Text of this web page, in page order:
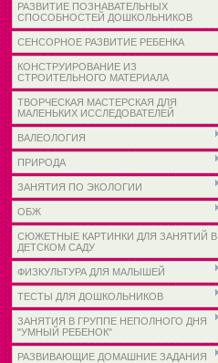
РАЗВИТИЕ ПОЗНАВАТЕЛЬНЫХ
СПОСОБНОСТЕЙ ДОШКОЛЬНИКОВ
СЕНСОРНОЕ РАЗВИТИЕ РЕБЕНКА
КОНСТРУИРОВАНИЕ ИЗ
СТРОИТЕЛЬНОГО МАТЕРИАЛА
ТВОРЧЕСКАЯ МАСТЕРСКАЯ ДЛЯ
МАЛЕНЬКИХ ИССЛЕДОВАТЕЛЕЙ
ВАЛЕОЛОГИЯ
ПРИРОДА
ЗАНЯТИЯ ПО ЭКОЛОГИИ
ОБЖ
СЮЖЕТНЫЕ КАРТИНКИ ДЛЯ ЗАНЯТИЙ В
ДЕТСКОМ САДУ
ФИЗКУЛЬТУРА ДЛЯ МАЛЫШЕЙ
ТЕСТЫ ДЛЯ ДОШКОЛЬНИКОВ
ЗАНЯТИЯ В ГРУППЕ НЕПОЛНОГО ДНЯ
"УМНЫЙ РЕБЕНОК"
РАЗВИВАЮЩИЕ ДОМАШНИЕ ЗАДАНИЯ